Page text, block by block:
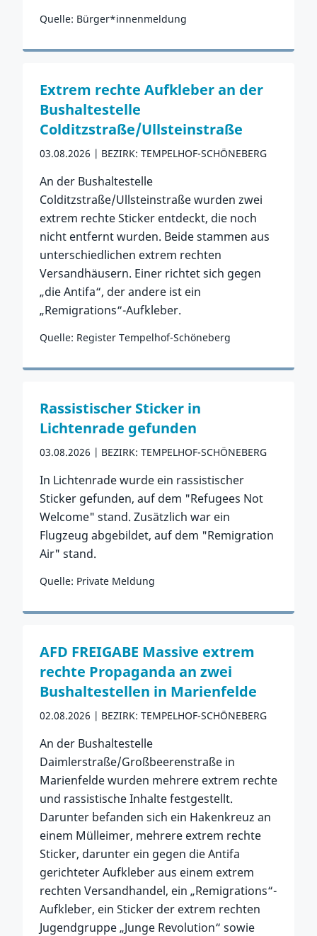
Quelle: Bürger*innenmeldung
Zum Vorfall
Extrem rechte Aufkleber an der
Bushaltestelle
Colditzstraße/Ullsteinstraße
03.08.2026 BEZIRK: TEMPELHOF-SCHÖNEBERG
An der Bushaltestelle
Colditzstraße/Ullsteinstraße wurden zwei
extrem rechte Sticker entdeckt, die noch
nicht entfernt wurden. Beide stammen aus
unterschiedlichen extrem rechten
Versandhäusern. Einer richtet sich gegen
„die Antifa“, der andere ist ein
„Remigrations“-Aufkleber.
Quelle: Register Tempelhof-Schöneberg
Zum Vorfall
Rassistischer Sticker in
Lichtenrade gefunden
03.08.2026 BEZIRK: TEMPELHOF-SCHÖNEBERG
In Lichtenrade wurde ein rassistischer
Sticker gefunden, auf dem "Refugees Not
Welcome" stand. Zusätzlich war ein
Flugzeug abgebildet, auf dem "Remigration
Air" stand.
Quelle: Private Meldung
Zum Vorfall
AFD FREIGABE Massive extrem
rechte Propaganda an zwei
Bushaltestellen in Marienfelde
02.08.2026 BEZIRK: TEMPELHOF-SCHÖNEBERG
An der Bushaltestelle
Daimlerstraße/Großbeerenstraße in
Marienfelde wurden mehrere extrem rechte
und rassistische Inhalte festgestellt.
Darunter befanden sich ein Hakenkreuz an
einem Mülleimer, mehrere extrem rechte
Sticker, darunter ein gegen die Antifa
gerichteter Aufkleber aus einem extrem
rechten Versandhandel, ein „Remigrations“-
Aufkleber, ein Sticker der extrem rechten
Jugendgruppe „Junge Revolution“ sowie